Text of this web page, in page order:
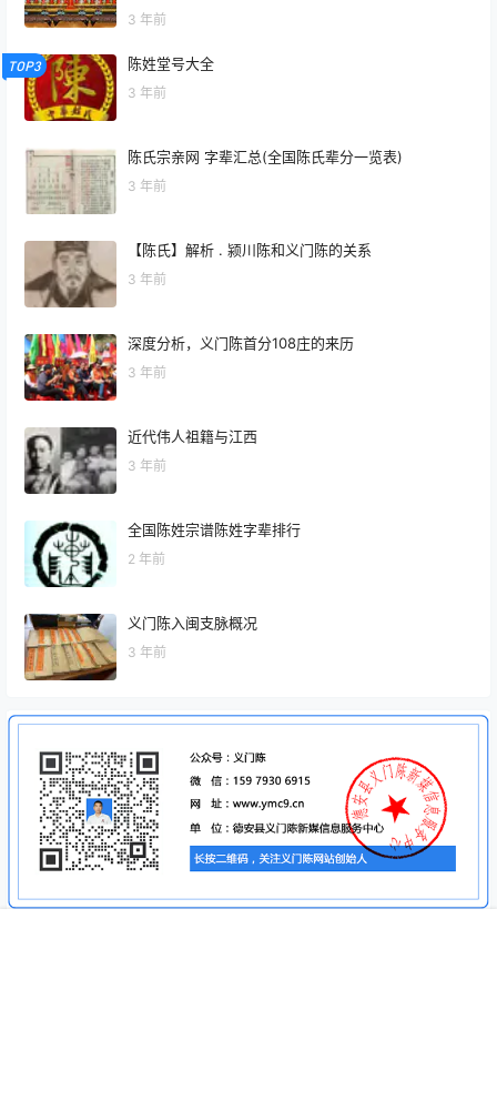
3 年前
TOP3 陈姓堂号大全
3 年前
陈氏宗亲网 字辈汇总(全国陈氏辈分一览表)
3 年前
【陈氏】解析 . 颍川陈和义门陈的关系
3 年前
深度分析，义门陈首分108庄的来历
3 年前
近代伟人祖籍与江西
3 年前
全国陈姓宗谱陈姓字辈排行
2 年前
义门陈入闽支脉概况
3 年前